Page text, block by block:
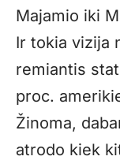
Majamio iki
Ir tokia vizija
remiantis
proc.
Žinoma,
atrodo kiek